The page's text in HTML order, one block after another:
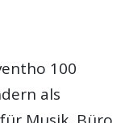
100
als